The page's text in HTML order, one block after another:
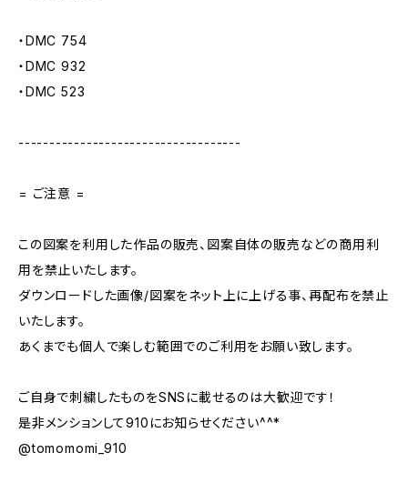
・DMC 754
・DMC 932
・DMC 523
------------------------------------
= ご注意 =
この図案を利用した作品の販売、図案自体の販売などの商用利
用を禁止いたします。
ダウンロードした画像/図案をネット上に上げる事、再配布を禁止
いたします。
あくまでも個人で楽しむ範囲でのご利用をお願い致します。
ご自身で刺繍したものをSNSに載せるのは大歓迎です！
是非メンションして910にお知らせください^^*
@tomomomi_910